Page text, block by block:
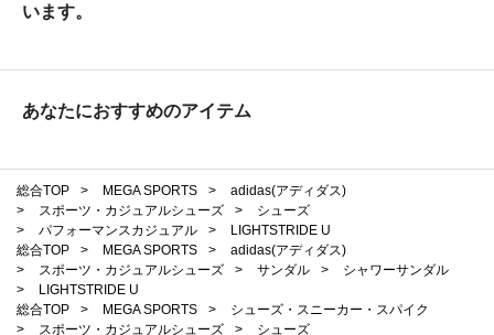
います。
あなたにおすすめのアイテム
総合TOP > MEGA SPORTS >
adidas(アディダス)
>
スポーツ・カジュアルシューズ >
シューズ
>
パフォーマンスカジュアル >
LIGHTSTRIDE U
総合TOP
> MEGA SPORTS >
adidas(アディダス)
>
スポーツ・カジュアルシューズ > サンダル >
シャワーサンダル
>
LIGHTSTRIDE U
総合TOP
> MEGA SPORTS >
シューズ・スニーカー・スパイク
>
スポーツ・カジュアルシューズ >
シューズ